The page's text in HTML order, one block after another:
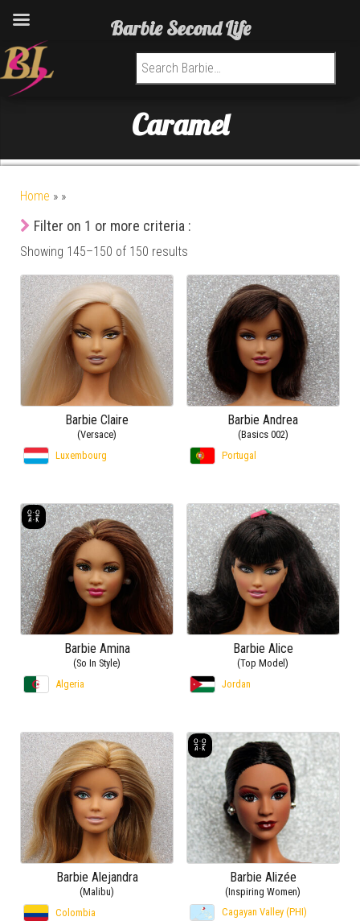
Search for:
Caramel
Home » »
Filter on 1 or more criteria :
Showing 145–150 of 150 results
Barbie Claire
(Versace)
Luxembourg
Barbie Andrea
(Basics 002)
Portugal
Barbie Amina
(So In Style)
Algeria
Barbie Alice
(Top Model)
Jordan
Barbie Alejandra
(Malibu)
Colombia
Barbie Alizée
(Inspiring Women)
Cagayan Valley (PHI)
Barbie Second Life